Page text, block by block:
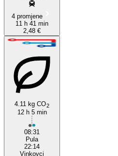
4 promjene
11 h 41 min
2,48 €
4.11 kg CO2
12 h 5 min
08:31
Pula
22:14
Vinkovci